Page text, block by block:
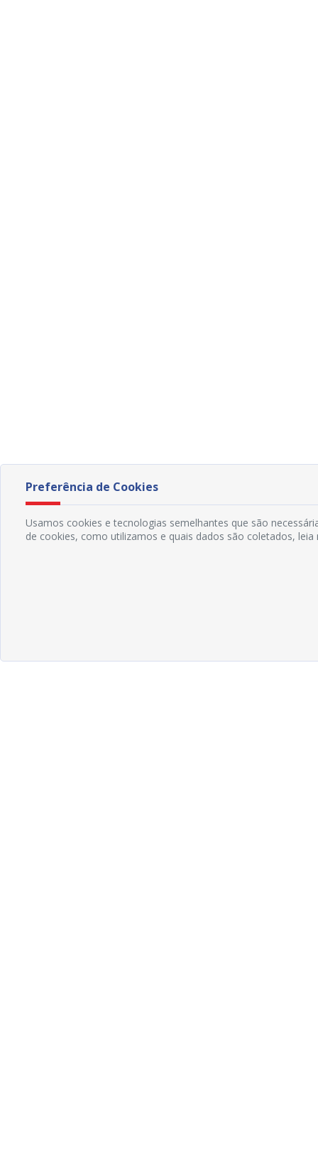
Preferência de Cookies
Usamos cookies e tecnologias semelhantes que são
de cookies, como utilizamos e quais dados são coletados,